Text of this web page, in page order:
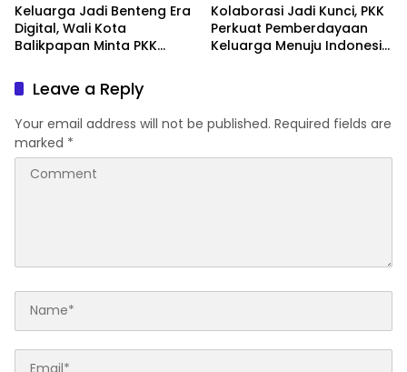
Keluarga Jadi Benteng Era
Digital, Wali Kota
Balikpapan Minta PKK
Karakter Generasi Muda
Kolaborasi Jadi Kunci, PKK
Perkuat Pemberdayaan
Keluarga Menuju Indonesia
Leave a Reply
Your email address will not be published. Required fields are
marked *